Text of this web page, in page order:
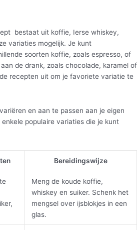
bestaat uit koffie, Ierse whiskey,
variaties mogelijk. Je kunt
soorten koffie, zoals espresso, of
de drank, zoals chocolade, karamel of
recepten uit om je favoriete variatie te
en aan te passen aan je eigen
populaire variaties die je kunt
Bereidingswijze
Meng de koude koffie,
whiskey en suiker. Schenk het
mengsel over ijsblokjes in een
glas.